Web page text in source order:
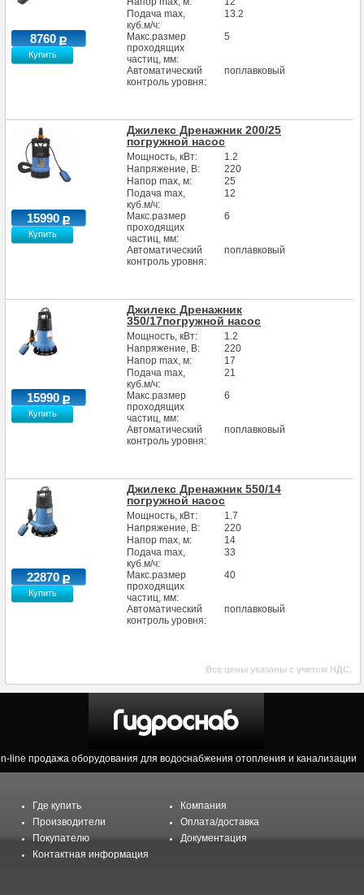
Подача max,
куб.м/ч:
13.2
Макс.размер
проходящих
частиц, мм:
5
Автоматический
контроль уровня:
поплавковый
8760
Купить
Джилекс Дренажник 200/25
погружной насос
Мощность, кВт:
1.2
Напряжение, В:
220
Напор max, м:
25
Подача max,
куб.м/ч:
12
Макс.размер
проходящих
частиц, мм:
6
Автоматический
контроль уровня:
поплавковый
15990
Купить
Джилекс Дренажник
350/17погружной насос
Мощность, кВт:
1.2
Напряжение, В:
220
Напор max, м:
17
Подача max,
куб.м/ч:
21
Макс.размер
проходящих
частиц, мм:
6
Автоматический
контроль уровня:
поплавковый
15990
Купить
Джилекс Дренажник 550/14
погружной насос
Мощность, кВт:
1.7
Напряжение, В:
220
Напор max, м:
14
Подача max,
куб.м/ч:
33
Макс.размер
проходящих
частиц, мм:
40
Автоматический
контроль уровня:
поплавковый
22870
Купить
Все цены указаны с учетом НДС.
line продажа оборудования для водоснабжения отопления и канализации
Где купить
Компания
Производители
Оплата/доставка
Покупателю
Документация
Контактная информация